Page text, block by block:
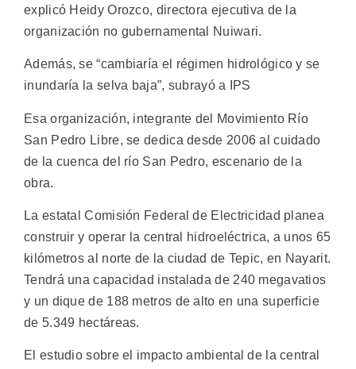
explicó Heidy Orozco, directora ejecutiva de la
organización no gubernamental Nuiwari.
Además, se “cambiaría el régimen hidrológico y se
inundaría la selva baja”, subrayó a IPS
Esa organización, integrante del Movimiento Río
San Pedro Libre, se dedica desde 2006 al cuidado
de la cuenca del río San Pedro, escenario de la
obra.
La estatal Comisión Federal de Electricidad planea
construir y operar la central hidroeléctrica, a unos 65
kilómetros al norte de la ciudad de Tepic, en Nayarit.
Tendrá una capacidad instalada de 240 megavatios
y un dique de 188 metros de alto en una superficie
de 5.349 hectáreas.
El estudio sobre el impacto ambiental de la central